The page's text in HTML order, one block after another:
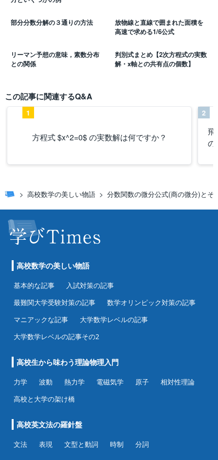
部分分数分解の３通りの方法
放物線と直線で囲まれた面積を
高速で求める1/6公式
リーマン予想の意味，素数分布
との関係
判別式まとめ【2次方程式の実数
解・x軸との共有点の個数】
この記事に関連するQ&A
方程式 $x^2=0$ の実数解は何ですか？
1
飛
の
2
高校数学の美しい物語 分数関数の微分公式(商の微分)とそ
高校数学の美しい物語
基本的な記事
入試対策の記事
最難関大学受験対策の記事
数学オリンピック対策の記事
マニアックな記事
大学数学レベルの記事
大学数学レベルの記事その2
高校生から味わう理論物理入門
力学 波動 熱力学 電磁気学 原子
相対性理論
高校と大学の架け橋
高校英文法の羅針盤
文法 表現 文型と動詞 時制 分詞